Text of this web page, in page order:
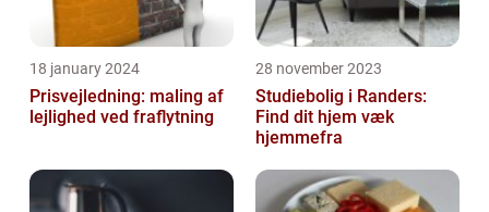
18 january 2024
Prisvejledning: maling af
lejlighed ved fraflytning
28 november 2023
Studiebolig i Randers:
Find dit hjem væk
hjemmefra